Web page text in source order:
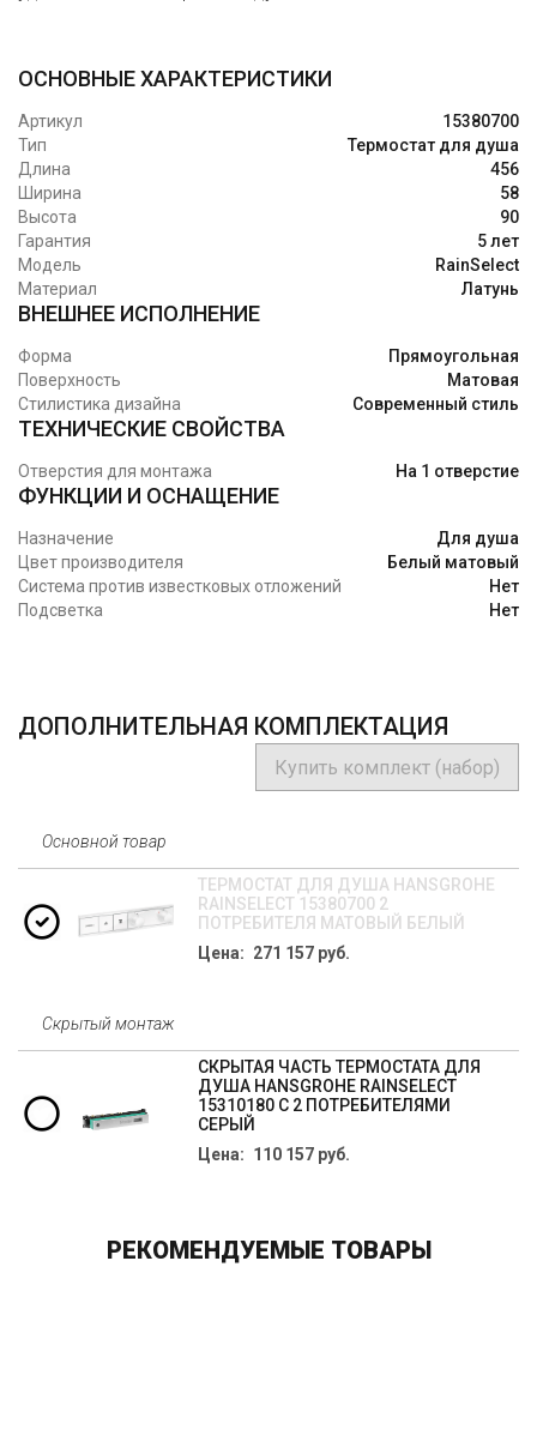
ОСНОВНЫЕ ХАРАКТЕРИСТИКИ
Артикул
15380700
Тип
Термостат для душа
Длина
456
Ширина
58
Высота
90
Гарантия
5 лет
Модель
RainSelect
Материал
Латунь
ВНЕШНЕЕ ИСПОЛНЕНИЕ
Форма
Прямоугольная
Поверхность
Матовая
Стилистика дизайна
Современный стиль
ТЕХНИЧЕСКИЕ СВОЙСТВА
Отверстия для монтажа На 1 отверстие
ФУНКЦИИ И ОСНАЩЕНИЕ
Назначение
Для душа
Цвет производителя
Белый матовый
Система против известковых отложений
Нет
Подсветка
Нет
ДОПОЛНИТЕЛЬНАЯ КОМПЛЕКТАЦИЯ
Купить комплект (набор)
Основной товар
ТЕРМОСТАТ ДЛЯ ДУША HANSGROHE
RAINSELECT 15380700 2
ПОТРЕБИТЕЛЯ МАТОВЫЙ БЕЛЫЙ
Цена: 271 157 руб.
Скрытый монтаж
СКРЫТАЯ ЧАСТЬ ТЕРМОСТАТА ДЛЯ
ДУША HANSGROHE RAINSELECT
15310180 С 2 ПОТРЕБИТЕЛЯМИ
СЕРЫЙ
Цена: 110 157 руб.
РЕКОМЕНДУЕМЫЕ ТОВАРЫ